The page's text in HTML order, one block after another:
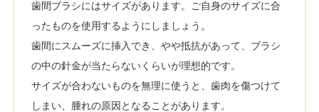
歯間ブラシにはサイズがあります。ご自身のサイズに合
ったものを使用するようにしましょう。
歯間にスムーズに挿入でき、やや抵抗があって、ブラシ
の中の針金が当たらないくらいが理想的です。
サイズが合わないものを無理に使うと、歯肉を傷つけて
しまい、腫れの原因となることがあります。